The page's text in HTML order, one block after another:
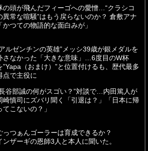
の頭が飛んだフィーゴへの愛憎…“クラシコ
異常な喧騒”はもう戻らないのか？ 倉敷アナ
「かつての物語的な面白みが」
ルゼンチンの英雄”メッシ39歳が銀メダルを
さなかった「大きな意味」…6度目のW杯
”Yapa（おまけ）”と位置付けるも、歴代最多
点で主役に
谷部誠の何がスゴい？”対談で…内田篤人が
崎慎司にズバリ聞く「引退は？」「日本に帰
てこないの？」
っつぁんゴーラーは育成できるか？
ンザーギの恩師3人と本人に聞いた。